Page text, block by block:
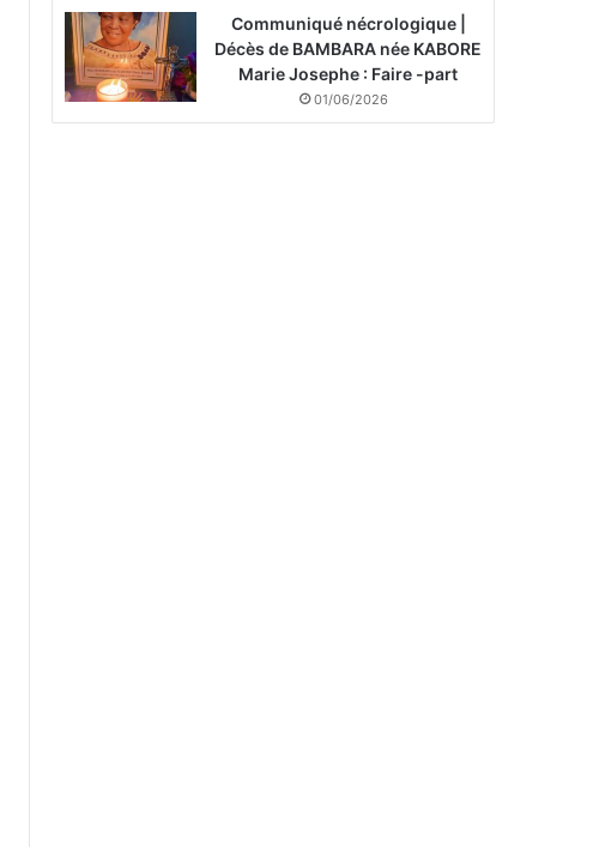
Communiqué nécrologique |
Décès de BAMBARA née KABORE
Marie Josephe : Faire -part
01/06/2026